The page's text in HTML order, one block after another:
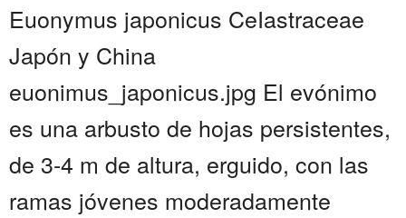
Euonymus japonicus CeIastraceae
Japón y China
euonimus_japonicus.jpg El evónimo
es una arbusto de hojas persistentes,
de 3-4 m de altura, erguido, con las
ramas jóvenes moderadamente